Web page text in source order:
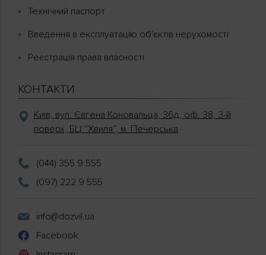
Технічний паспорт
Введення в експлуатацію об'єктів нерухомості
Реєстрація права власності
КОНТАКТИ
Київ, вул. Євгена Коновальца, 36д, оф. 38, 3-й
поверх, БЦ “Хвиля”, м. Печерська
(044) 355 9 555
(097) 222 9 555
info@dozvil.ua
Facebook